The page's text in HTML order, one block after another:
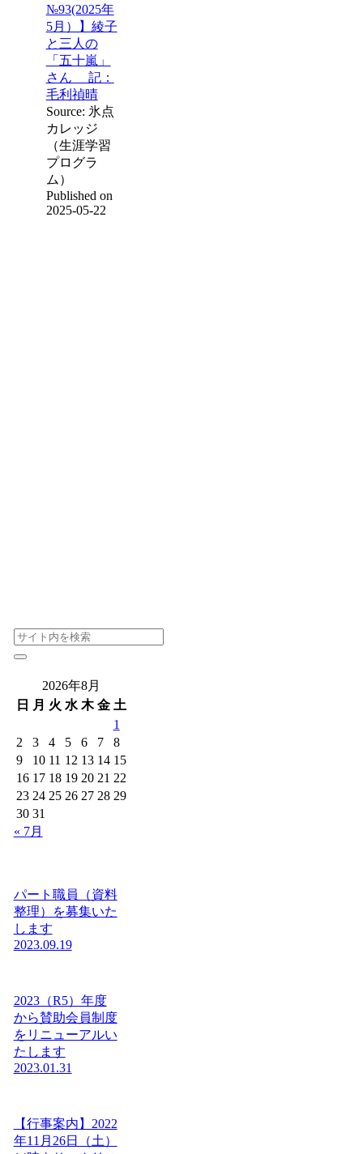
№93(2025年
5月）】綾子
と三人の
「五十嵐」
さん 記：
毛利禎晴
Source: 氷点
カレッジ
（生涯学習
プログラ
ム）
Published on
2025-05-22
2026年8月
日 月 火 水 木 金 土
1
2
3 4 5 6 7
8
9
10 11 12 13 14 15
16 17 18 19 20 21 22
23 24 25 26 27 28 29
30 31
« 7月
パート職員（資料
整理）を募集いた
します
2023.09.19
2023（R5）年度
から賛助会員制度
をリニューアルい
たします
2023.01.31
【行事案内】2022
年11月26日（土）